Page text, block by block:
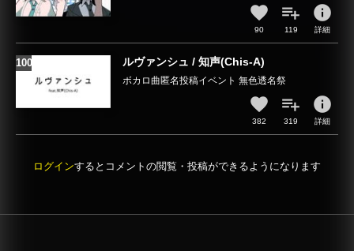
90 119
info
詳細
ルヴァンシュ / 知声(Chis-A)
ボカロ曲匿名投稿イベント 無色透名祭
382 319
info
詳細
ログインするとコメントの閲覧・投稿ができるようになります